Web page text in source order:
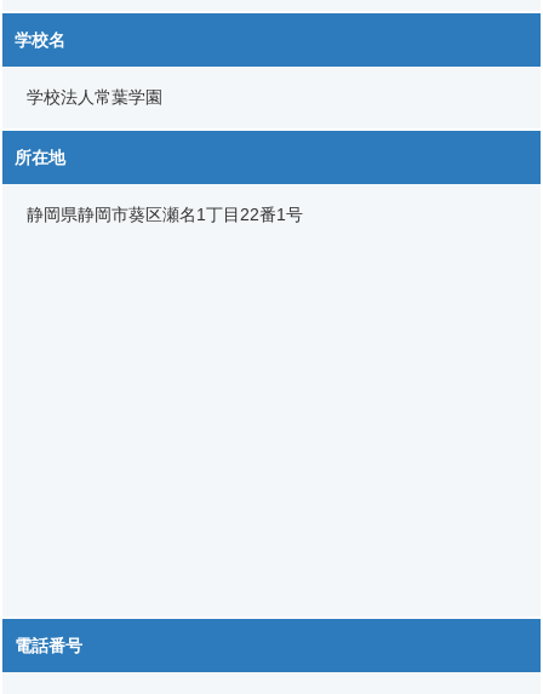
学校名
学校法人常葉学園
所在地
静岡県静岡市葵区瀬名1丁目22番1号
電話番号